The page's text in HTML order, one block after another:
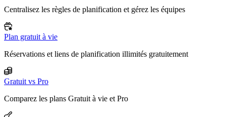
Centralisez les règles de planification et gérez les équipes
Plan gratuit à vie
Réservations et liens de planification illimités gratuitement
Gratuit vs Pro
Comparez les plans Gratuit à vie et Pro